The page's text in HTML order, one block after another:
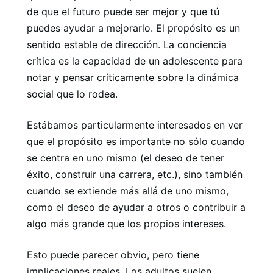
de que el futuro puede ser mejor y que tú
puedes ayudar a mejorarlo. El propósito es un
sentido estable de dirección. La conciencia
crítica es la capacidad de un adolescente para
notar y pensar críticamente sobre la dinámica
social que lo rodea.
Estábamos particularmente interesados ​​en ver
que el propósito es importante no sólo cuando
se centra en uno mismo (el deseo de tener
éxito, construir una carrera, etc.), sino también
cuando se extiende más allá de uno mismo,
como el deseo de ayudar a otros o contribuir a
algo más grande que los propios intereses.
Esto puede parecer obvio, pero tiene